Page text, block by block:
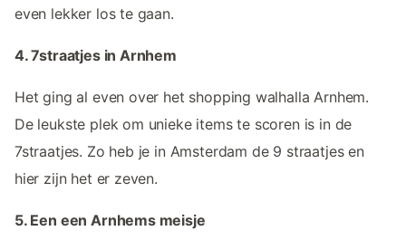
even lekker los te gaan.
4. 7straatjes in Arnhem
Het ging al even over het shopping walhalla Arnhem.
De leukste plek om unieke items te scoren is in de
7straatjes. Zo heb je in Amsterdam de 9 straatjes en
hier zijn het er zeven.
5. Een een Arnhems meisje